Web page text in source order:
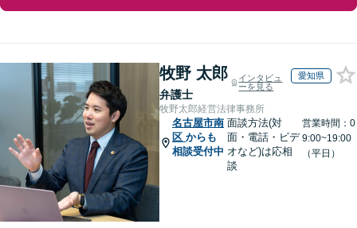
牧野 太郎
弁護士
インタビュ
ーを見る
愛知県
牧野太郎経営法律事務所
名古屋市南
区 からも
相談受付中
面談方法(対
面・電話・ビデ
オなど)は応相
談
営業時間：0
9:00~19:00
（平日）